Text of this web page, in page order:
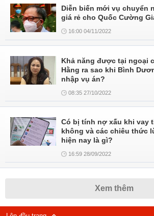
Diễn biến mới vụ chuyển
giá rẻ cho Quốc Cường
16:00 04/11/2022
Khả năng được tại ngoại
Hằng ra sao khi Bình
nhập vụ án?
08:35 27/10/2022
Có bị tính nợ xấu khi vay
không và các chiêu thức
hiện nay là gì?
16:59 28/09/2022
Xem thêm